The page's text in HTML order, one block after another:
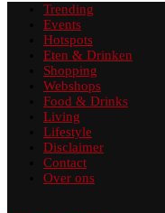
Trending
Events
Hotspots
Eten & Drinken
Shopping
Webshops
Food & Drinks
Living
Lifestyle
Disclaimer
Contact
Over ons